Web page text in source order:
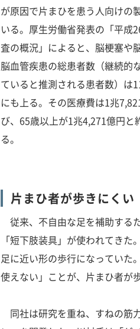
が原因で片まひを患う人向けの
いる。厚生労働省発表の「平成
査の概況」によると、脳梗塞や
脳血管疾患の総患者数（継続的
ていると推測される患者数）は
にも上る。その医療費は1兆
び、65歳以上が1兆4,271億円と
る。
片まひ者が歩きにく
従来、不自由な足を補助する
「短下肢装具」が使われてき
足に近い形の歩行になっていた
使えない」ことが、片まひ者が
同社は研究を重ね、すねの筋